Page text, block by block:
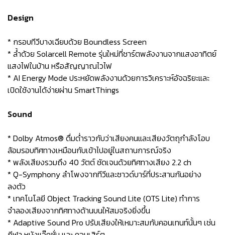
Design
* กรอบทีวีบางเฉียบด้วย Boundless Screen
* ล้ำด้วย Solarcell Remote รุ่นใหม่ที่ชาร์ตพลังงานจากแสงอาทิตย์
แสงไฟในบ้าน หรือสัญญาณไวไฟ
* AI Energy Mode ประหยัดพลังงานด้วยการวิเคราะห์อัจฉริยะและ
เปิดใช้งานได้ง่ายผ่าน SmartThings
Sound
* Dolby Atmos® ดื่มด่ำราวกับว่าเสียงคนและเสียงวัตถุกำลังโอบ
ล้อมรอบทิศทางเหมือนกับเข้าไปอยู่ในสถานการณ์จริง
* พลังเสียงรวมถึง 40 วัตต์ ชัดเจนด้วยทิศทางเสียง 2.2 ch
* Q-Symphony ลำโพงจากทีวีและซาวด์บาร์ที่ประสานกันอย่าง
ลงตัว
* เทคโนโลยี Object Tracking Sound Lite (OTS Lite) ทำการ
จำลองเสียงจากทิศทางด้านบนให้สมจริงยิ่งขึ้น
* Adaptive Sound Pro ปรับเสียงให้เหมาะสมกับคอนเทนท์นั้นๆ เช่น